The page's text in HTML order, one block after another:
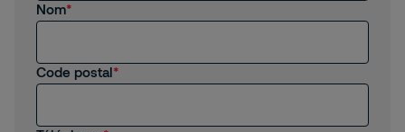
Je suis client(e) de Securitas
Nom
Code postal